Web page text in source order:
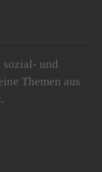
und
Themen aus